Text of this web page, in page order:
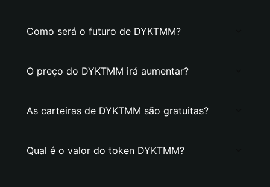
Como será o futuro de DYKTMM?
O preço do DYKTMM irá aumentar?
As carteiras de DYKTMM são gratuitas?
Qual é o valor do token DYKTMM?